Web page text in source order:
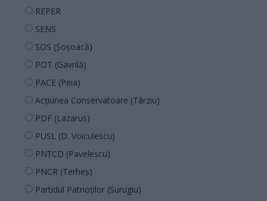
REPER
SENS
SOS (Șoșoacă)
POT (Gavrilă)
PACE (Peia)
Acțiunea Conservatoare (Târziu)
PDF (Lazarus)
PUSL (D. Voiculescu)
PNȚCD (Pavelescu)
PNCR (Terheș)
Partidul Patrioților (Surugiu)